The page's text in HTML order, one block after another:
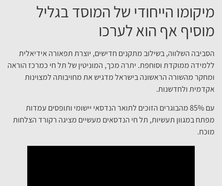
מיקומו הייחודי של המוסד בגליל
מוסיף אף הוא לערכו
הסביבה השלווה, בשילוב מתקנים חדישים, יוצרת תפאורה אידיאלית
ללמידה ממוקדת וסוחפת. יתרה מכך, המוניטין של תל חי כמרכז הוראה
ומחקר מהשורה הראשונה בישראל מדגיש את מחויבותה למצוינות
אקדמית ולחדשנות.
עם 85% מהבוגרים הזוכים לתואר הנדסאי יישומי ותופסים עמדות
מפתח במגוון תעשיות, תל חי הנדסאים מעשיים מציגה רקורד הצלחות
מוכח.